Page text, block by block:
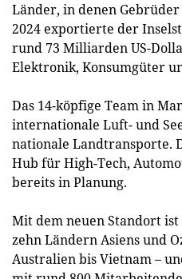
Länder, in denen
2024 exportierte der
rund 73 Milliarden US-
Elektronik, Konsumgüter
Das 14-köpfige Team in
internationale Luft- und
nationale Landtransporte.
Hub für High-Tech,
bereits in Planung.
Mit dem neuen Standort
zehn Ländern Asiens und
Australien bis Vietnam –